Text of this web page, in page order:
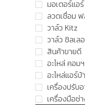
มอเตอร์แอ
ลวดเชื่อม
วาล์ว Kitz
วาล์ว ชิลเล
สินค้าขายดี
อะไหล่ คอม
อะไหล่แอร์
เครื่องปรับ
เครื่องมือช่